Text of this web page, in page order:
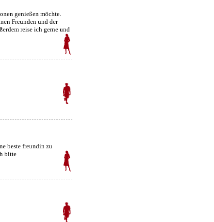
genießen möchte.
Freunden und der
reise ich gerne und
beste freundin zu
bitte